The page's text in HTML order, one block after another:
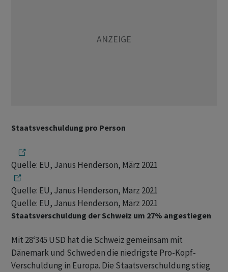
Staatsveschuldung pro Person
Quelle: EU, Janus Henderson, März 2021
Quelle: EU, Janus Henderson, März 2021
Quelle: EU, Janus Henderson, März 2021
Staatsverschuldung der Schweiz um 27% angestiegen
Mit 28‘345 USD hat die Schweiz gemeinsam mit
Dänemark und Schweden die niedrigste Pro-Kopf-
Verschuldung in Europa. Die Staatsverschuldung stieg